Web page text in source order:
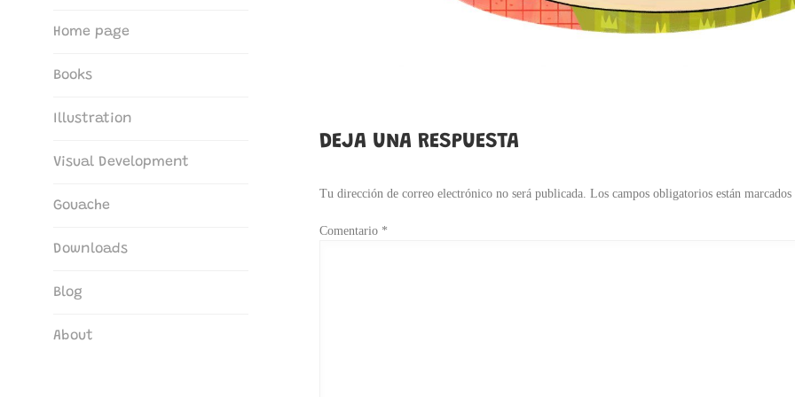
Home page
Books
Illustration
Visual Development
Gouache
Downloads
Blog
About
DEJA UNA RESPUESTA
Tu dirección de correo electrónico no será publicada. Los campos obligatorios están marcados
Comentario *